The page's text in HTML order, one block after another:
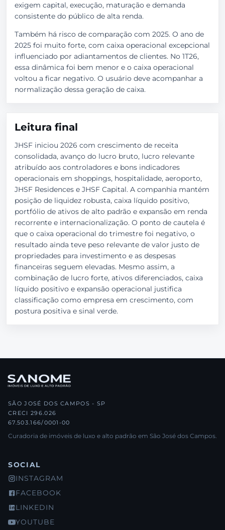
exigem capital, execução, maturação e demanda
consistente do público de alta renda.
Também há risco de comparação com 2025. O ano de
2025 foi muito forte, com caixa operacional excepcional
influenciado por adiantamentos de clientes. No 1T26,
essa dinâmica foi bem menor e o caixa operacional
voltou a ficar negativo. O usuário deve acompanhar a
normalização dessa geração de caixa.
Leitura final
JHSF iniciou 2026 com crescimento de receita
consolidada, avanço do lucro bruto, lucro relevante
atribuído aos controladores e bons indicadores
operacionais em shoppings, hospitalidade, aeroporto,
JHSF Residences e JHSF Capital. A companhia mantém
posição de liquidez robusta, caixa líquido positivo,
portfólio de ativos de alto padrão e expansão em renda
recorrente e internacionalização. O ponto de cautela é
que o caixa operacional do trimestre foi negativo, o
resultado ainda teve peso relevante de valor justo de
propriedades para investimento e as despesas
financeiras seguem elevadas. Mesmo assim, a
combinação de lucro forte, ativos diferenciados, caixa
líquido positivo e expansão operacional justifica
classificação como empresa em crescimento, com
postura positiva e sinal verde.
SÃO JOSÉ DOS CAMPOS - SP
CRECI 296.026
67.503.166/0001-00
Curadoria de imóveis de luxo e alto padrão em São José dos Campos.
SOCIAL
INSTAGRAM
FACEBOOK
LINKEDIN
YOUTUBE